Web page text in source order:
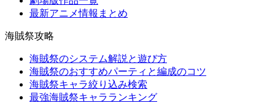
最新アニメ情報まとめ
海賊祭攻略
海賊祭のシステム解説と遊び方
海賊祭のおすすめパーティと編成のコツ
海賊祭キャラ絞り込み検索
最強海賊祭キャラランキング